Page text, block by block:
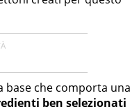
base che comporta una
ben selezionati